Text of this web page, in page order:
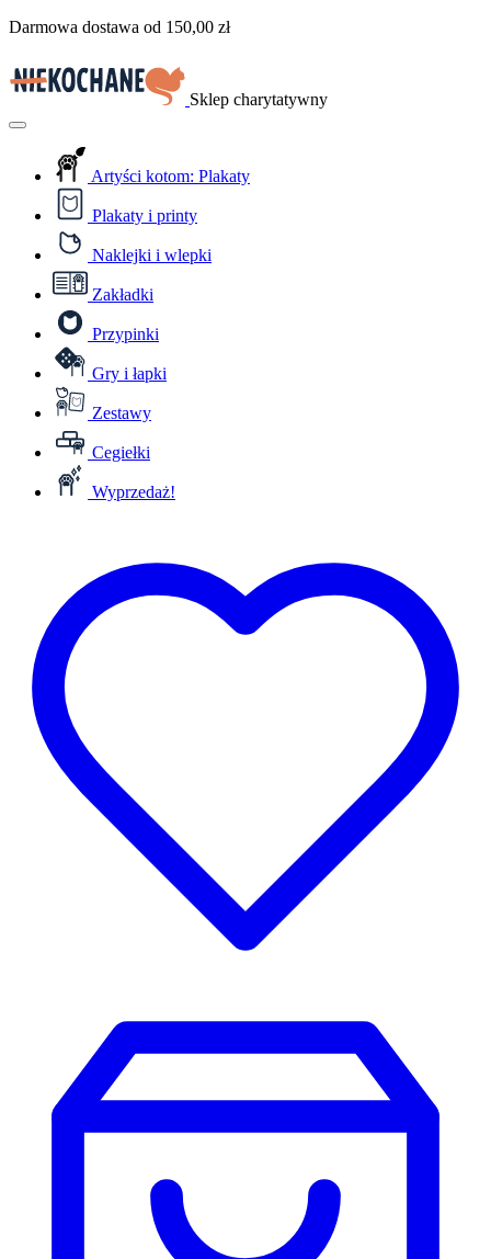
Przejdź
treści
Darmowa dostawa od 150,00 zł
Sklep charytatywny
Menu
Artyści kotom: Plakaty
Plakaty i printy
Naklejki i wlepki
Zakładki
Przypinki
Gry i łapki
Zestawy
Cegiełki
Wyprzedaż!